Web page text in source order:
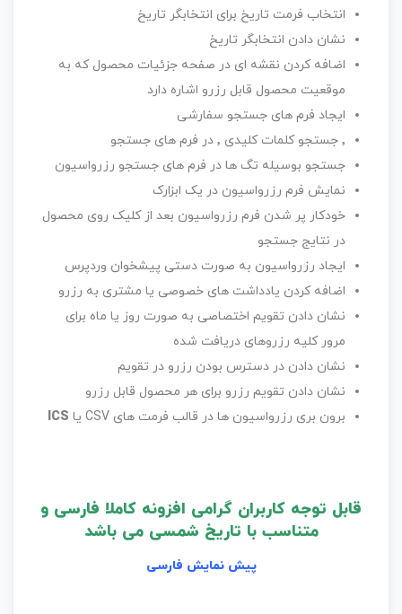
انتخاب فرمت تاریخ برای انتخابگر تاریخ
نشان دادن انتخابگر تاریخ
اضافه کردن نقشه ای در صفحه جزئیات محصول که به
موقعیت محصول قابل رزرو اشاره دارد
ایجاد فرم های جستجو سفارشی
٬ جستجو کلمات کلیدی ٬ در فرم های جستجو
جستجو بوسیله تگ‌ ها در فرم های جستجو رزرواسیون
نمایش فرم رزرواسیون در یک ابزارک
خودکار پر شدن فرم رزرواسیون بعد از کلیک روی محصول
در نتایج جستجو
ایجاد رزرواسیون به صورت دستی پیشخوان وردپرس
اضافه کردن یادداشت های خصوصی یا مشتری به رزرو
نشان دادن تقویم اختصاصی به صورت روز یا ماه برای
مرور کلیه رزروهای دریافت شده
نشان دادن در دسترس بودن رزرو در تقویم
نشان دادن تقویم رزرو برای هر محصول قابل رزرو
برون بری رزرواسیون ها در قالب فرمت های CSV یا
ICS
قابل توجه کاربران گرامی افزونه کاملا فارسی و
متناسب با تاریخ شمسی می باشد
پیش نمایش فارسی